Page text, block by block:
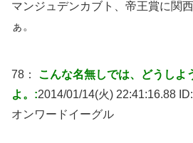
マンジュデンカブト、帝王賞に関
ぁ。
78： こんな名無しでは、どうしよ
よ。:2014/01/14(火) 22:41:16.88 ID:
オンワードイーグル